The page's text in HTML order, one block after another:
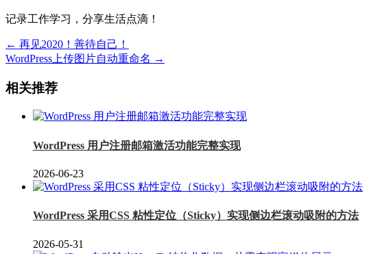
记录工作学习，分享生活点滴！
← 再见2020！善待自己！
WordPress上传图片自动重命名 →
相关推荐
WordPress 用户注册邮箱激活功能完整实现
2026-06-23
WordPress 采用CSS 粘性定位（Sticky）实现侧边栏滚动吸附的方法
2026-05-31